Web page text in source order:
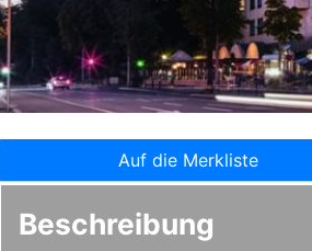
Auf die Merkliste
Beschreibung